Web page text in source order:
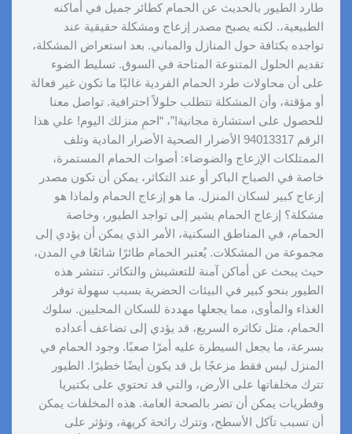
طارد الطيور بالحديث عن الحمام كطائر جميل في أماكنه
الطبيعية،. لكنه يصبح مصدر إزعاج ومشكلة حقيقية عند
تواجده بكثافة حول المنازل والمباني. بعد استعراض المشكلة،
تقديم الحلول المتنوعة المتاحة في السوق. تسليط الضوء
على أن محاولات طرد الحمام الفردية غالبًا ما تكون غير فعالة
أو مؤقتة، وأن المشكلة تتطلب حلولاً احترافية. تواصل معنا
للحصول على استشارة مجانية!”، “احمِ منزلك اليوم! علي هذا
الرقم 94013317 الأضرار الصحية الأضرار المادية وتلف
الممتلكات الإزعاج والضوضاء: أصوات الحمام المستمرة،
خاصة في الصباح الباكر أو عند التكاثر، يمكن أن تكون مصدر
إزعاج كبير لسكان المنزل. ما هو إزعاج الحمام ولماذا هو
مشكلة؟ إزعاج الحمام يشير إلى تواجد الطيور، وخاصة
الحمام، في المناطق السكنية، الأمر الذي يمكن أن يؤدي إلى
مجموعة من المشكلات. يُعتبر الحمام طائرًا شائعًا في المدن،
حيث يبحث عن أماكن آمنة للتعشيش والتكاثر. تنتشر هذه
الطيور بنحو كبير في البيئات الحضرية بسبب سهولة توفر
الغذاء والمأوى، مما يجعلها مهددة للسكان المحليين. سلوك
الحمام، مثل تكاثره السريع، قد يؤدي إلى تضاعف أعداده
بسرعة، ما يجعل السيطرة عليه أمرًا صعبًا. وجود الحمام في
المنزل ليس فقط مزعجًا بل قد يكون أيضًا خطيرًا. الطيور
تترك مخلفاتها على الأرض، والتي قد تحتوي على بكتيريا
وفطريات يمكن أن تضر بالصحة العامة. هذه المخلفات يمكن
أن تسبب تآكل الأسطح، وتترك رائحة كريهة، وتؤثر على